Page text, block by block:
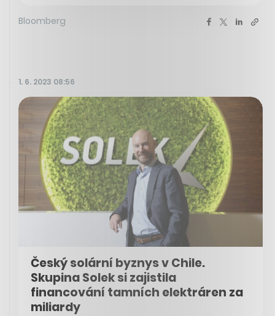
Bloomberg
1. 6. 2023 08:56
Český solární byznys v Chile.
Skupina Solek si zajistila
financování tamních elektráren za
miliardy